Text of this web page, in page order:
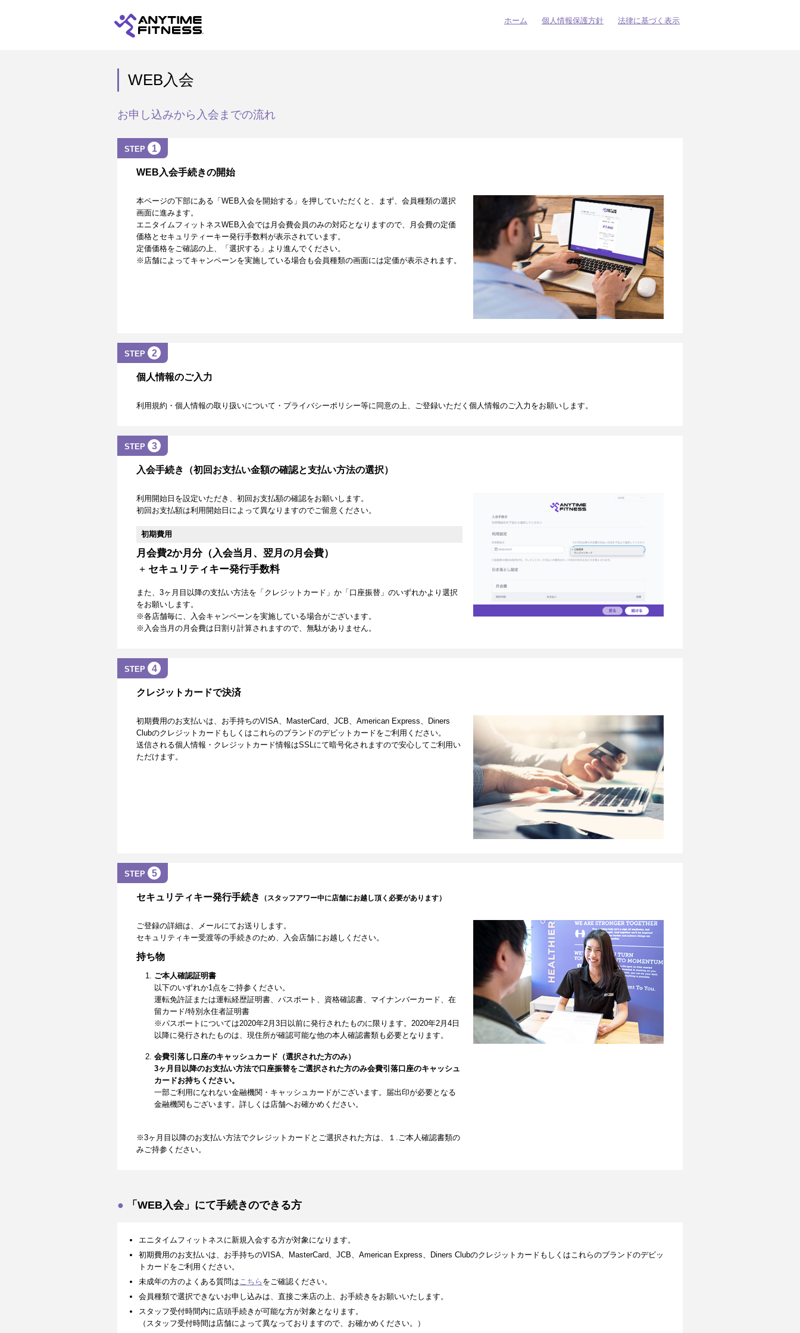
ホーム 個人情報保護方針 法律に基づく表示
WEB入会
お申し込みから入会までの流れ
STEP 1
WEB入会手続きの開始
本ページの下部にある「WEB入会を開始する」を押していただくと、まず、会員種類の選択
画面に進みます。
エニタイムフィットネスWEB入会では月会費会員のみの対応となりますので、月会費の定価
価格とセキュリティーキー発行手数料が表示されています。
定価価格をご確認の上、「選択する」より進んでください。
※店舗によってキャンペーンを実施している場合も会員種類の画面には定価が表示されます。
STEP 2
個人情報のご入力
利用規約・個人情報の取り扱いについて・プライバシーポリシー等に同意の上、ご登録いただく個人情報のご入力をお願いします。
STEP 3
入会手続き（初回お支払い金額の確認と支払い方法の選択）
利用開始日を設定いただき、初回お支払額の確認をお願いします。
初回お支払額は利用開始日によって異なりますのでご留意ください。
初期費用
月会費2か月分（入会当月、翌月の月会費）
+ セキュリティキー発行手数料
また、3ヶ月目以降の支払い方法を「クレジットカード」か「口座振替」のいずれかより選択
をお願いします。
※各店舗毎に、入会キャンペーンを実施している場合がございます。
※入会当月の月会費は日割り計算されますので、無駄がありません。
STEP 4
クレジットカードで決済
初期費用のお支払いは、お手持ちのVISA、MasterCard、JCB、American Express、Diners
Clubのクレジットカードもしくはこれらのブランドのデビットカードをご利用ください。
送信される個人情報・クレジットカード情報はSSLにて暗号化されますので安心してご利用い
ただけます。
STEP 5
セキュリティキー発行手続き （スタッフアワー中に店舗にお越し頂く必要があります）
ご登録の詳細は、メールにてお送りします。
セキュリティキー受渡等の手続きのため、入会店舗にお越しください。
持ち物
ご本人確認証明書
以下のいずれか1点をご持参ください。
運転免許証または運転経歴証明書、パスポート、資格確認書、マイナンバーカード、在
留カード/特別永住者証明書
※パスポートについては2020年2月3日以前に発行されたものに限ります。2020年2月4日
以降に発行されたものは、現住所が確認可能な他の本人確認書類も必要となります。
会費引落し口座のキャッシュカード（選択された方のみ）
3ヶ月目以降のお支払い方法で口座振替をご選択された方のみ会費引落口座のキャッシュ
カードお持ちください。
一部ご利用になれない金融機関・キャッシュカードがございます。届出印が必要となる
金融機関もございます。詳しくは店舗へお確かめください。
※3ヶ月目以降のお支払い方法でクレジットカードとご選択された方は、１.ご本人確認書類の
みご持参ください。
「WEB入会」にて手続きのできる方
エニタイムフィットネスに新規入会する方が対象になります。
初期費用のお支払いは、お手持ちのVISA、MasterCard、JCB、American Express、Diners Clubのクレジットカードもしくはこれらのブランドのデビッ
トカードをご利用ください。
未成年の方のよくある質問は こちら をご確認ください。
会員種類で選択できないお申し込みは、直接ご来店の上、お手続きをお願いいたします。
スタッフ受付時間内に店頭手続きが可能な方が対象となります。
（スタッフ受付時間は店舗によって異なっておりますので、お確かめください。）